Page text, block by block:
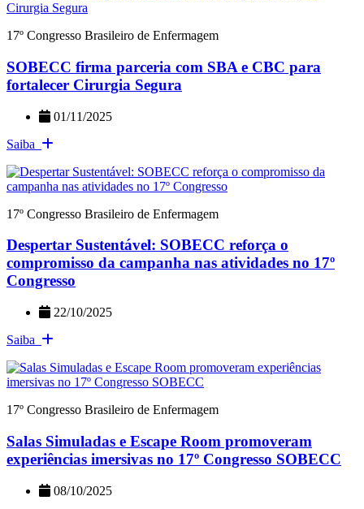
17º Congresso Brasileiro de Enfermagem
SOBECC firma parceria com SBA e CBC para
fortalecer Cirurgia Segura
01/11/2025
Saiba
17º Congresso Brasileiro de Enfermagem
Despertar Sustentável: SOBECC reforça o
compromisso da campanha nas atividades no 17º
Congresso
22/10/2025
Saiba
17º Congresso Brasileiro de Enfermagem
Salas Simuladas e Escape Room promoveram
experiências imersivas no 17º Congresso SOBECC
08/10/2025